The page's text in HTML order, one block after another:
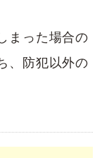
まった場合の
、防犯以外の